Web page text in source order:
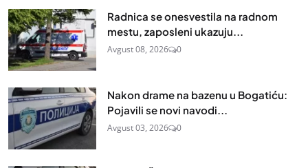
Radnica se onesvestila na radnom
mestu, zaposleni ukazuju...
Avgust 08, 2026 0
Nakon drame na bazenu u Bogatiću:
Pojavili se novi navodi...
Avgust 03, 2026 0